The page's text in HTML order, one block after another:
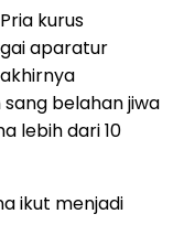
kurus
aparatur
belahan jiwa
lebih dari 10
ikut menjadi